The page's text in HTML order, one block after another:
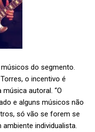
do segmento.
o incentivo é
autoral. “O
e alguns músicos não
só vão se forem se
individualista.